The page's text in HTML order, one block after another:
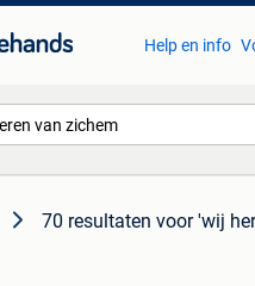
Help en info
70 resultaten voor 'wij